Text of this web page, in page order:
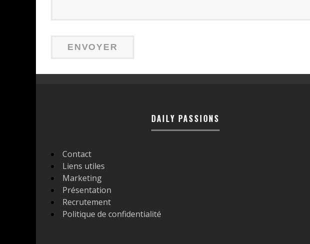
DAILY PASSIONS
Contact
Liens utiles
Marketing
Présentation
Recrutement
Politique de confidentialité